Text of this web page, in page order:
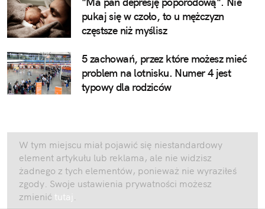
pukaj się w czoło, to u mężczyzn
częstsze niż myślisz
5 zachowań, przez które możesz mieć
problem na lotnisku. Numer 4 jest
typowy dla rodziców
W tym miejscu miał pojawić się niestandardowy
element artykułu lub reklama, ale nie widzisz
żadnego z tych elementów, ponieważ nie wyraziłeś
zgody. Swoje ustawienia prywatności możesz
zmienić tutaj